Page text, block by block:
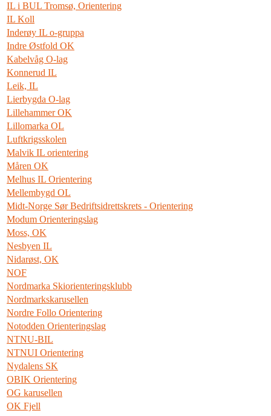
IL i BUL Tromsø, Orientering
IL Koll
Inderøy IL o-gruppa
Indre Østfold OK
Kabelvåg O-lag
Konnerud IL
Leik, IL
Lierbygda O-lag
Lillehammer OK
Lillomarka OL
Luftkrigsskolen
Malvik IL orientering
Måren OK
Melhus IL Orientering
Mellembygd OL
Midt-Norge Sør Bedriftsidrettskrets - Orientering
Modum Orienteringslag
Moss, OK
Nesbyen IL
Nidarøst, OK
NOF
Nordmarka Skiorienteringsklubb
Nordmarkskarusellen
Nordre Follo Orientering
Notodden Orienteringslag
NTNU-BIL
NTNUI Orientering
Nydalens SK
OBIK Orientering
OG karusellen
OK Fjell